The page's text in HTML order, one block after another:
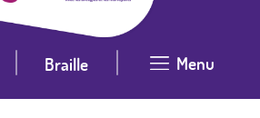
Braille Menu